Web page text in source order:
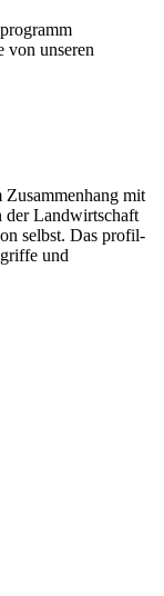
von unseren
mit
der Landwirtschaft
selbst. Das profil-
und